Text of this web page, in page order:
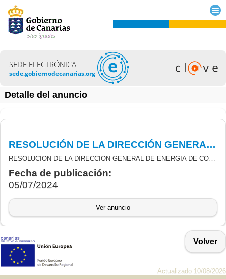
SEDE ELECTRÓNICA
sede.gobiernodecanarias.org
Detalle del anuncio
RESOLUCIÓN DE LA DIRECCIÓN GENERAL DE ENERGIA DE CONCESIÓN DEFINITIVA DE SUBVENCIONES DERIVADAS DEL REAL DECRETO 477/2021, DE 29 DE JUNIO, POR EL QUE SE REGULAN LOS PROGRAMAS DE INCENTIVOS LIGADOS AL AUTOCONSUMO Y AL ALMACENAMIENTO
RESOLUCIÓN DE LA DIRECCIÓN GENERAL DE ENERGIA DE CONCESIÓN DEFINITIVA DE SUBVENCIONES DERIVADAS DEL REAL DECRETO 477/2021, DE 29 DE JUNIO, POR EL QUE SE REGULAN LOS PROGRAMAS DE INCENTIVOS LIGADOS AL AUTOCONSUMO Y AL ALMACENAMIENTO CON FUENTES DE ENERGÍA RENOVABLES, ASÍ COMO IMPLANTACIÓN DE SISTEMAS RENOVABLES TÉRMICOS EN EL SECTOR RESIDENCIAL, EN EL MARCO DEL PLAN DE RECUPERACIÓN, TRANSFORMACIÓN Y RESILIENCIA (PRTR).
Fecha de publicación:
05/07/2024
Ver anuncio
Volver
Actualizado 10/08/2026